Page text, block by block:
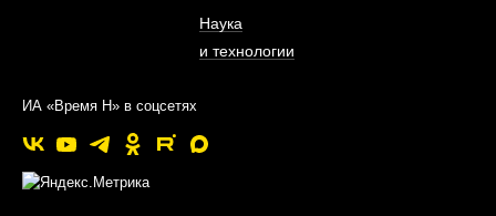
Наука
и технологии
ИА «Время Н» в соцсетях